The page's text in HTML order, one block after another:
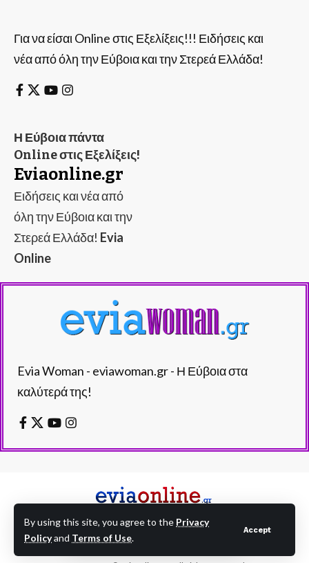
By using this site, you agree to the Privacy
Policyand Terms of Use.
Accept
Για να είσαι Online στις Εξελίξεις!!! Ειδήσεις και
νέα από όλη την Εύβοια και την Στερεά Ελλάδα!
Η Εύβοια πάντα
Online στις Εξελίξεις!
Eviaonline.gr
Ειδήσεις και νέα από
όλη την Εύβοια και την
Στερεά Ελλάδα! Evia
Online
Evia Woman - eviawoman.gr - Η Εύβοια στα
καλύτερά της!